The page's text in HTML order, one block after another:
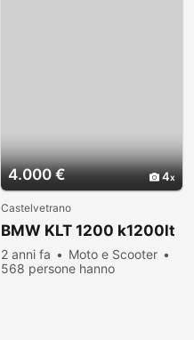
4.000 € 4
Castelvetrano
BMW KLT 1200 k1200lt
2 anni fa
Moto e Scooter
568 persone hanno